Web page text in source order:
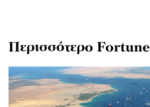
Περισσότερο Fortune